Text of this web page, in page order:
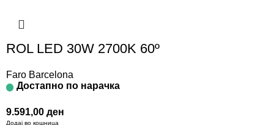
ROL LED 30W 2700K 60º
Faro Barcelona
Достапно по нарачка
9.591,00 ден
Додај во кошница